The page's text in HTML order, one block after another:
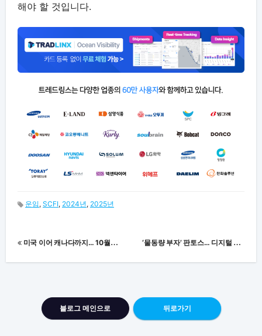
해야 할 것입니다.
운임, SCFI, 2024년, 2025년
글
내
‘
물동량 부자’ 판토스… 디지털 포워딩까지 진출한 이유
미국 이어 캐나다까지… 10월부터 중국산 전기차 ‘100%’ 관세 부과 시행
블로그 메인으로 뒤로가기